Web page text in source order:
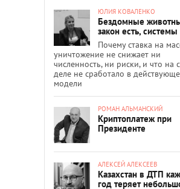
ЮЛИЯ КОВАЛЕНКО
Бездомные
закон есть, системы
Почему ставка на
уничтожение не снижает ни
численность, ни риски, и что на
деле не сработало в
модели
РОМАН АЛЬМАНСКИЙ
Криптоплатеж при
Президенте
АЛЕКСЕЙ АЛЕКСЕЕВ
Казахстан в ДТП
год теряет